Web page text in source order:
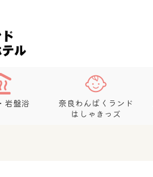
岩盤浴
奈良わんぱくランド
はしゃきっズ